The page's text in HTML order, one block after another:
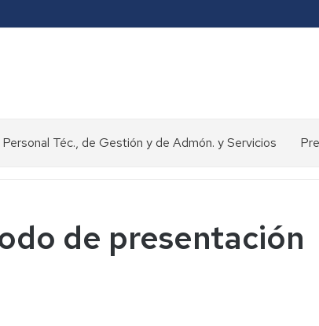
Personal Téc., de Gestión y de Admón. y Servicios
>
de presentación